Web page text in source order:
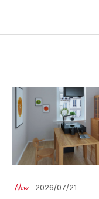
2026/07/21